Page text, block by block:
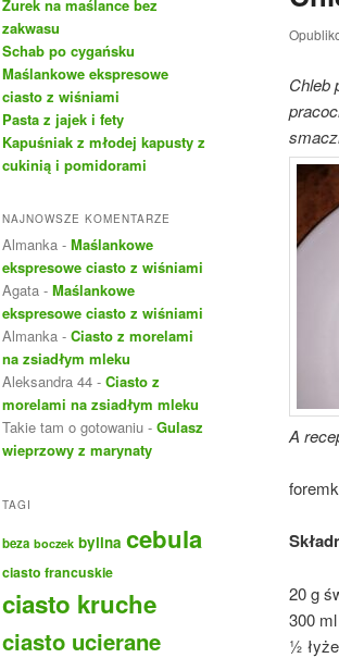
Chleb
A
20 g
300
½
j
Żurek na maślance bez
zakwasu
Schab po cygańsku
Maślankowe ekspresowe
ciasto z wiśniami
Pasta z jajek i fety
Kapuśniak z młodej kapusty z
cukinią i pomidorami
NAJNOWSZE KOMENTARZE
Almanka - Maślankowe
ekspresowe ciasto z wiśniami
Agata - Maślankowe
ekspresowe ciasto z wiśniami
Almanka - Ciasto z morelami
na zsiadłym mleku
Aleksandra 44 - Ciasto z
morelami na zsiadłym mleku
Takie tam o gotowaniu - Gulasz
wieprzowy z marynaty
TAGI
beza boczek bylina cebula
ciasto francuskie
ciasto kruche
ciasto ucierane